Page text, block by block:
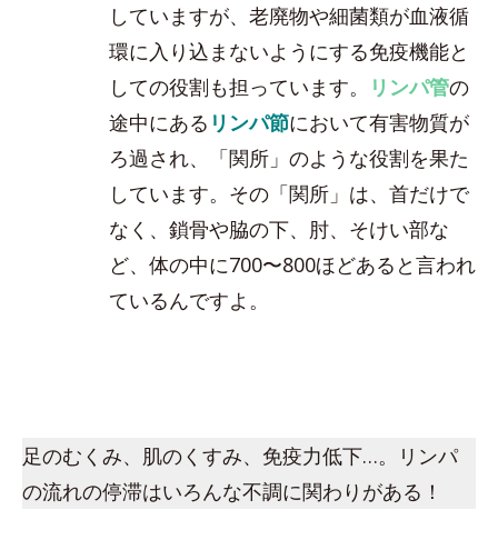
していますが、老廃物や細菌類が血液循
環に入り込まないようにする免疫機能と
しての役割も担っています。
リンパ管の
途中にある リンパ節において有害物質が
ろ過され、「関所」のような役割を果た
しています。その「関所」は、首だけで
なく、鎖骨や脇の下、肘、そけい部な
ど、体の中に700〜800ほどあると言われ
ているんですよ。
足のむくみ、肌のくすみ、免疫力低下…。リンパ
の流れの停滞はいろんな不調に関わりがある！